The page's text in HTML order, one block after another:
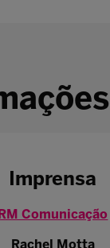
Imprensa
Comunicação
Rachel Motta